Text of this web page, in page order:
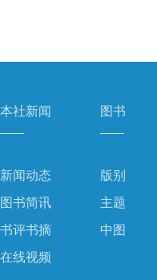
本社新闻
新闻动态
图书简讯
书评书摘
在线视频
图书
版别
主题
中图